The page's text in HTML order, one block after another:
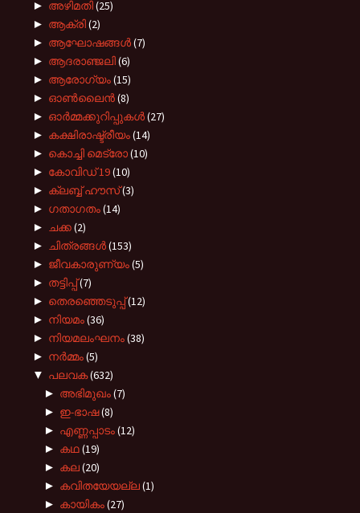
► അഴിമതി(25)
► ആക്രി(2)
► ആഘോഷങ്ങൾ(7)
► ആദരാഞ്ജലി(6)
► ആരോഗ്യം(15)
► ഓൺലൈൻ(8)
► ഓർമ്മക്കുറിപ്പുകൾ(27)
► കക്ഷിരാഷ്ട്രീയം(14)
► കൊച്ചി മെട്രോ(10)
► കോവിഡ് 19(10)
► ക്ലബ്ബ് ഹൗസ്(3)
► ഗതാഗതം(14)
► ചക്ക(2)
► ചിത്രങ്ങൾ(153)
► ജീവകാരുണ്യം(5)
► തട്ടിപ്പ്(7)
► തെരഞ്ഞെടുപ്പ്(12)
► നിയമം(36)
► നിയമലംഘനം(38)
► നർമ്മം(5)
▼ പലവക(632)
► അഭിമുഖം(7)
► ഇ-ഭാഷ(8)
► എണ്ണപ്പാടം(12)
► കഥ(19)
► കല(20)
► കവിതയേയല്ല(1)
► കായികം(27)